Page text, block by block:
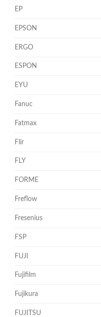
EP
EPSON
ERGO
ESPON
EYU
Fanuc
Fatmax
Flir
FLY
FORME
Freflow
Fresenius
FSP
FUJI
Fujifilm
Fujikura
FUJITSU